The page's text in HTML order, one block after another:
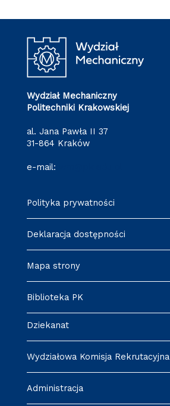
Wydział Mechaniczny
Politechniki Krakowskiej
al. Jana Pawła II 37
31-864 Kraków
e-mail:
Polityka prywatności
Deklaracja dostępności
Mapa strony
Biblioteka PK
Dziekanat
Wydziałowa Komisja Rekrutacyjna
Administracja